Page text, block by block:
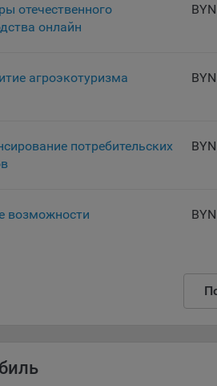
отечественного
онлайн
BYN
агроэкотуризма BYN
потребительских
BYN
возможности BYN